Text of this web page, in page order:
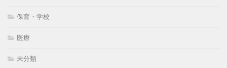
保育・学校
医療
未分類